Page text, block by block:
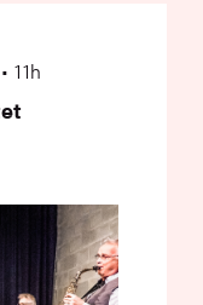
11h